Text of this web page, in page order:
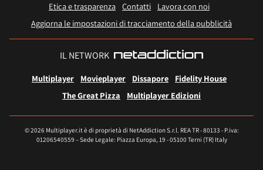
Etica e trasparenza Contatti
Lavora con noi
Aggiorna le impostazioni di tracciamento della pubblicità
IL NETWORK
Multiplayer Movieplayer Dissapore
Fidelity House
The Great Pizza
Multiplayer Edizioni
© 2026 Multiplayer.it è di proprietà di NetAddiction S.r.l. REA TR - 80133 - P.iva:
01206540559 – Sede Legale: Piazza Europa, 19 - 05100 Terni (TR) Italy